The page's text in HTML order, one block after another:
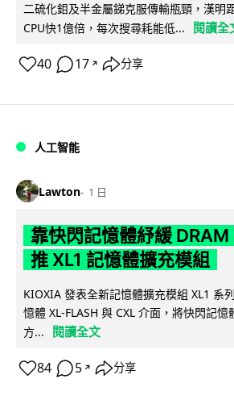
二硫化鉬及半金屬銻克服傳輸瓶頸，漢明
CPU快1億倍，每次搜尋耗能低...
閱讀全
40 17 ↗ 分享
人工智能
Lawton 1 日
靠快閃記憶體紓緩
推 XL1 記憶體擴充模組
KIOXIA 發表全新記憶體擴充模組 XL1 系
憶體 XL-FLASH 與 CXL 介面，將快閃記
方...
閱讀全文
84 5 ↗ 分享